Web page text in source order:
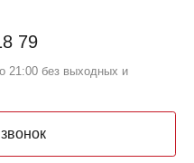
79
21:00 без выходных и